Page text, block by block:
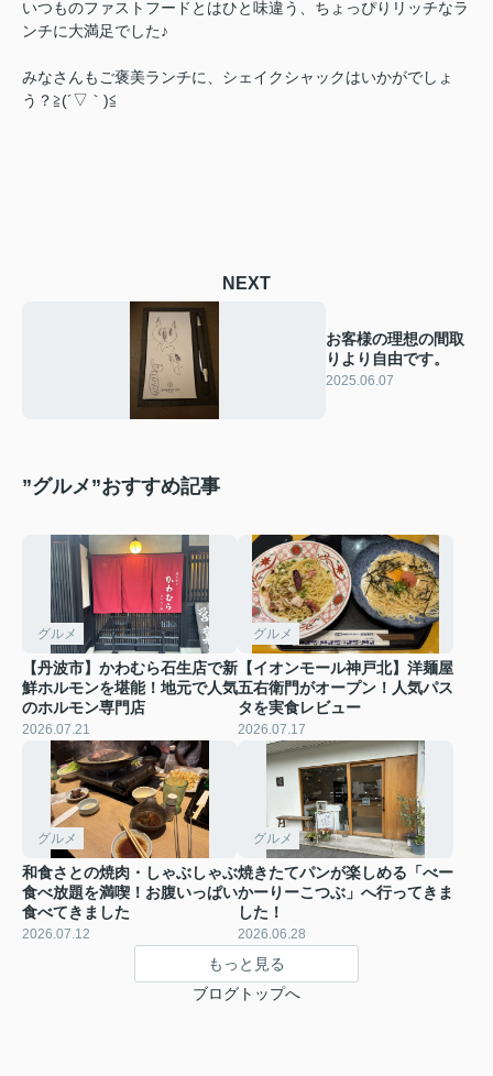
いつものファストフードとはひと味違う、ちょっぴりリッチなラ
ンチに大満足でした♪
みなさんもご褒美ランチに、シェイクシャックはいかがでしょ
う？≧(´▽｀)≦
NEXT
お客様の理想の間取
りより自由です。
2025.06.07
”グルメ”おすすめ記事
グルメ
【丹波市】かわむら石生店で新
鮮ホルモンを堪能！地元で人気
のホルモン専門店
2026.07.21
グルメ
【イオンモール神戸北】洋麺屋
五右衛門がオープン！人気パス
タを実食レビュー
2026.07.17
グルメ
和食さとの焼肉・しゃぶしゃぶ
食べ放題を満喫！お腹いっぱい
食べてきました
2026.07.12
グルメ
焼きたてパンが楽しめる「べー
かーりーこつぶ」へ行ってきま
した！
2026.06.28
もっと見る
ブログトップへ